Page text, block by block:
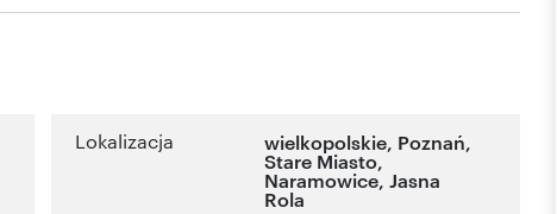
Lokalizacja wielkopolskie, Poznań,
Stare Miasto,
Naramowice,Jasna
Rola